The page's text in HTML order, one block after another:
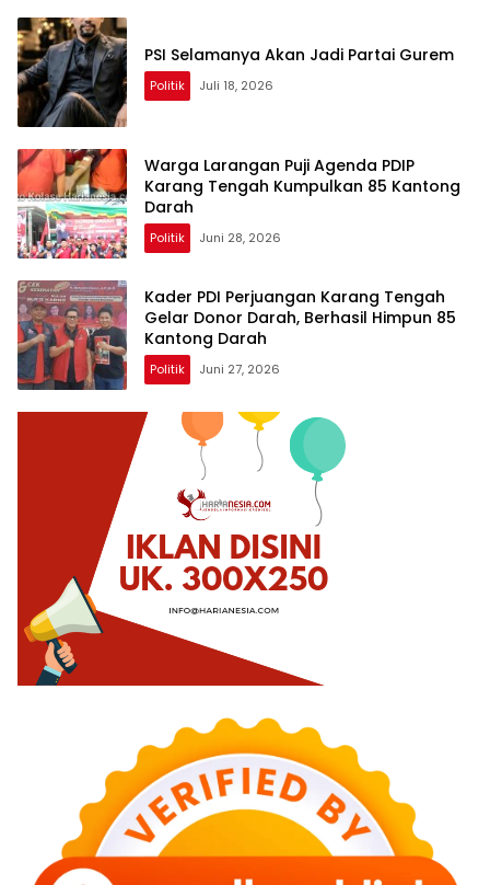
PSI Selamanya Akan Jadi Partai Gurem
Politik Juli 18, 2026
Warga Larangan Puji Agenda PDIP
Karang Tengah Kumpulkan 85 Kantong
Darah
Politik Juni 28, 2026
Kader PDI Perjuangan Karang Tengah
Gelar Donor Darah, Berhasil Himpun 85
Kantong Darah
Politik Juni 27, 2026